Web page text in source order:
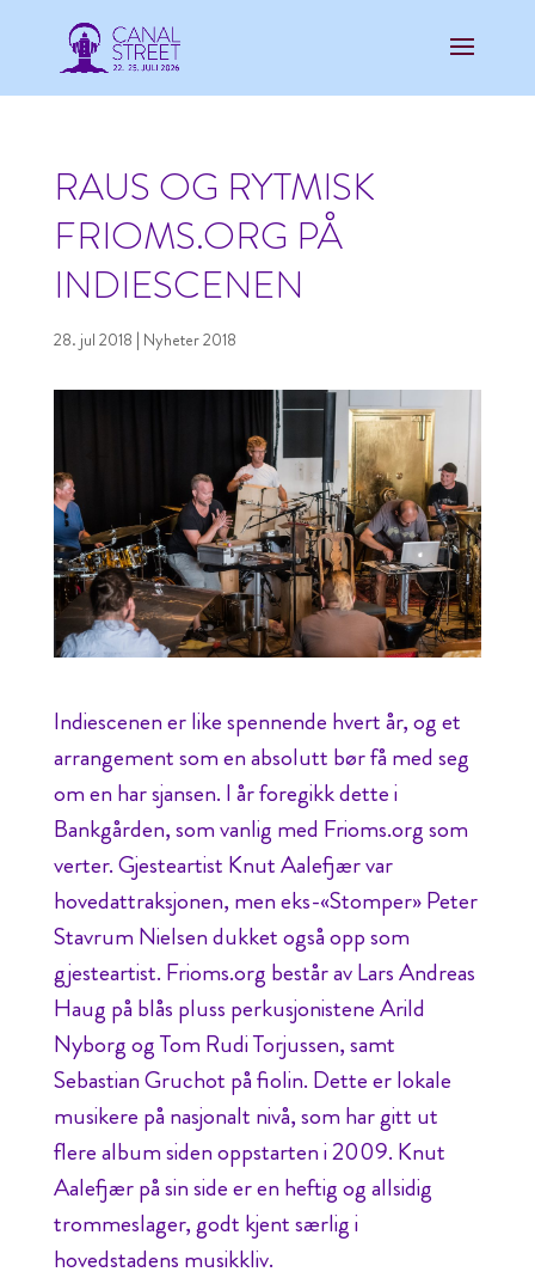
RAUS OG RYTMISK
FRIOMS.ORG PÅ
INDIESCENEN
28. jul 2018 | Nyheter 2018
Indiescenen er like spennende hvert år, og et
arrangement som en absolutt bør få med seg
om en har sjansen. I år foregikk dette i
Bankgården, som vanlig med Frioms.org som
verter. Gjesteartist Knut Aalefjær var
hovedattraksjonen, men eks-«Stomper» Peter
Stavrum Nielsen dukket også opp som
gjesteartist. Frioms.org består av Lars Andreas
Haug på blås pluss perkusjonistene Arild
Nyborg og Tom Rudi Torjussen, samt
Sebastian Gruchot på fiolin. Dette er lokale
musikere på nasjonalt nivå, som har gitt ut
flere album siden oppstarten i 2009. Knut
Aalefjær på sin side er en heftig og allsidig
trommeslager, godt kjent særlig i
hovedstadens musikkliv.